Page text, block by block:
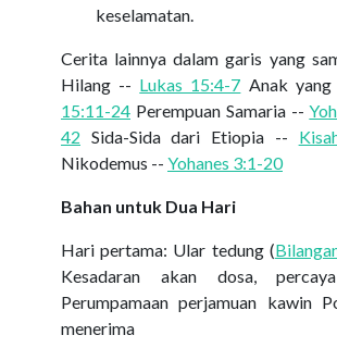
keselamatan.
Cerita lainnya dalam garis yang
Hilang -- Lukas 15:4-7 Anak
15:11-24 Perempuan Samaria --
42 Sida-Sida dari Etiopia --
Nikodemus -- Yohanes 3:1-20
Bahan untuk Dua Hari
Hari pertama: Ular tedung (
Kesadaran akan dosa,
Perumpamaan perjamuan kawin
menerima